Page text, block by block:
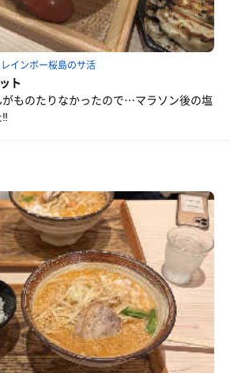
インボー桜島のサ活
ト
ものたりなかったので…マラソン後の塩